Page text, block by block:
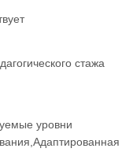
стажа
уровни